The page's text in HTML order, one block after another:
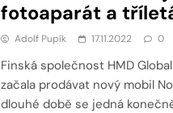
fotoaparát a
Adolf Pupík 17.11.2022 0
Finská společnost HMD
začala prodávat nový mobil
dlouhé době se jedná